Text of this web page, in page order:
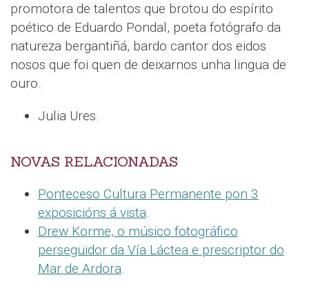
promotora de talentos que brotou do espírito
poético de Eduardo Pondal, poeta fotógrafo da
natureza bergantiñá, bardo cantor dos eidos
nosos que foi quen de deixarnos unha lingua de
ouro.
Julia Ures.
NOVAS RELACIONADAS
Ponteceso Cultura Permanente pon 3
exposicións á vista.
Drew Korme, o músico fotográfico
perseguidor da Vía Láctea e prescriptor do
Mar de Ardora.